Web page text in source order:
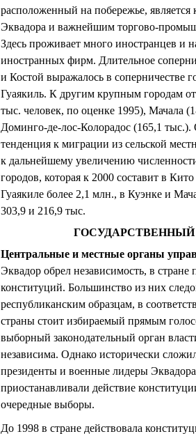
расположенный на побережье,
Эквадора и важнейшим торгово-
Здесь проживает много иностранцев и
иностранных фирм. Длительное
и Костой выражалось в соперничестве
Гуаякиль. К другим крупным городам
тыс. человек, по оценке 1995), Мачала
Доминго-де-лос-Колорадос (165,1 тыс.).
тенденция к миграции из сельской
к дальнейшему увеличению
городов, которая к 2000 составит в
Гуаякиле более 2,1 млн., в Куэнке и
303,9 и 216,9 тыс.
ГОСУДАРСТВЕННЫЙ
Центральные и местные органы
Эквадор обрел независимость, в стране
конституций. Большинство из них
республиканским образцам, в
страны стоит избираемый прямым
выборный законодательный орган
независима. Однако исторически
президенты и военные лидеры Эквадора
приостанавливали действие
очередные выборы.
До 1998 в стране действовала